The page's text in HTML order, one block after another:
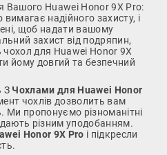
Вашого Huawei Honor 9X Pro:
надійного захисту, і
щоб надати вашому
захист від подряпин,
чохол для Huawei Honor 9X
йому довгий та безпечний
З Чохлами для Huawei Honor
чохлів дозволить вам
Ми пропонуємо різноманітні
різним уподобанням.
Honor 9X Pro і підкресли